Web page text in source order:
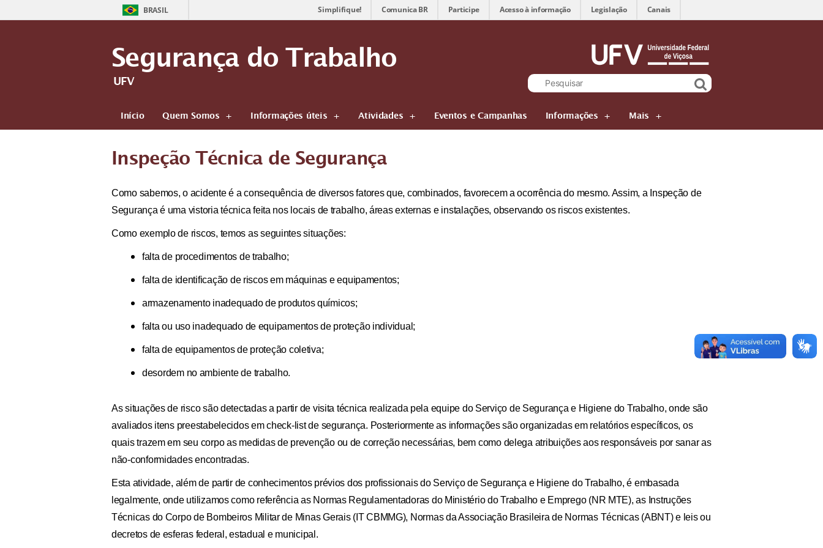
BRASIL Simplifique! Comunica BR Participe Acesso à informação Legislação Canais
Segurança do Trabalho
UFV
Início Quem Somos Informações úteis Atividades Eventos e Campanhas Informações Mais
Inspeção Técnica de Segurança
Como sabemos, o acidente é a consequência de diversos fatores que, combinados, favorecem a ocorrência do mesmo. Assim, a Inspeção de
Segurança é uma vistoria técnica feita nos locais de trabalho, áreas externas e instalações, observando os riscos existentes.
Como exemplo de riscos, temos as seguintes situações:
falta de procedimentos de trabalho;
falta de identificação de riscos em máquinas e equipamentos;
armazenamento inadequado de produtos químicos;
falta ou uso inadequado de equipamentos de proteção individual;
falta de equipamentos de proteção coletiva;
desordem no ambiente de trabalho.
As situações de risco são detectadas a partir de visita técnica realizada pela equipe do Serviço de Segurança e Higiene do Trabalho, onde são
avaliados itens preestabelecidos em check-list de segurança. Posteriormente as informações são organizadas em relatórios específicos, os
quais trazem em seu corpo as medidas de prevenção ou de correção necessárias, bem como delega atribuições aos responsáveis por sanar as
não-conformidades encontradas.
Esta atividade, além de partir de conhecimentos prévios dos profissionais do Serviço de Segurança e Higiene do Trabalho, é embasada
legalmente, onde utilizamos como referência as Normas Regulamentadoras do Ministério do Trabalho e Emprego (NR MTE), as Instruções
Técnicas do Corpo de Bombeiros Militar de Minas Gerais (IT CBMMG), Normas da Associação Brasileira de Normas Técnicas (ABNT) e leis ou
decretos de esferas federal, estadual e municipal.